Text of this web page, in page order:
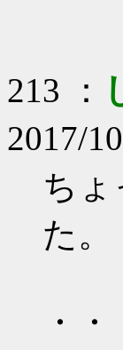
213 ：
2017/
ち
た。
・